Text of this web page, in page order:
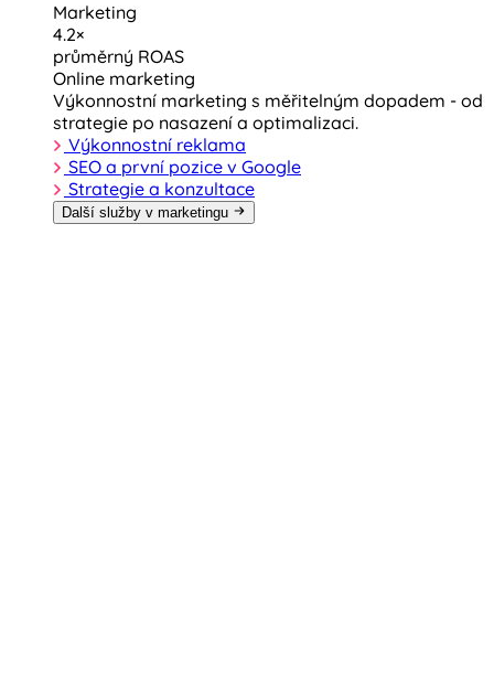
Marketing
4.2×
průměrný ROAS
Online marketing
Výkonnostní marketing s měřitelným dopadem - od
strategie po nasazení a optimalizaci.
Výkonnostní reklama
SEO a první pozice v Google
Strategie a konzultace
Další služby v marketingu